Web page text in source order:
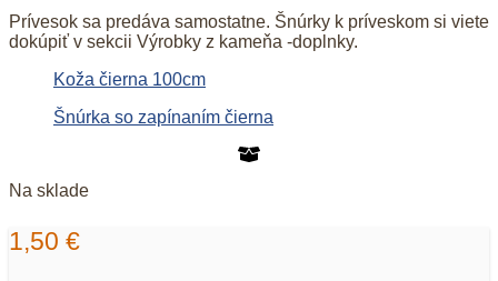
Prívesok sa predáva samostatne. Šnúrky k príveskom si viete
dokúpiť v sekcii Výrobky z kameňa -doplnky.
Koža čierna 100cm
Šnúrka so zapínaním čierna
Na sklade
1,50 €